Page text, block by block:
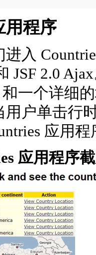
用程序
入
JSF 2.0
和一个详细
用户单击行
应用
应用程序